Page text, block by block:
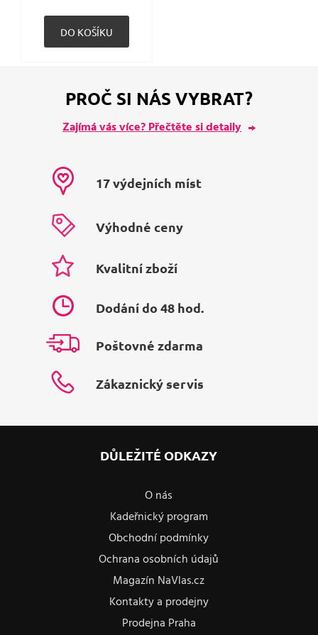
PROČ SI NÁS VYBRAT?
Zajímá vás více? Přečtěte si detaily
17 výdejních míst
Výhodné ceny
Kvalitní zboží
Dodání do 48 hod.
Poštovné zdarma
Zákaznický servis
DŮLEŽITÉ ODKAZY
O nás
Kadeřnický program
Obchodní podmínky
Ochrana osobních údajů
Magazín NaVlas.cz
Kontakty a prodejny
Prodejna Praha